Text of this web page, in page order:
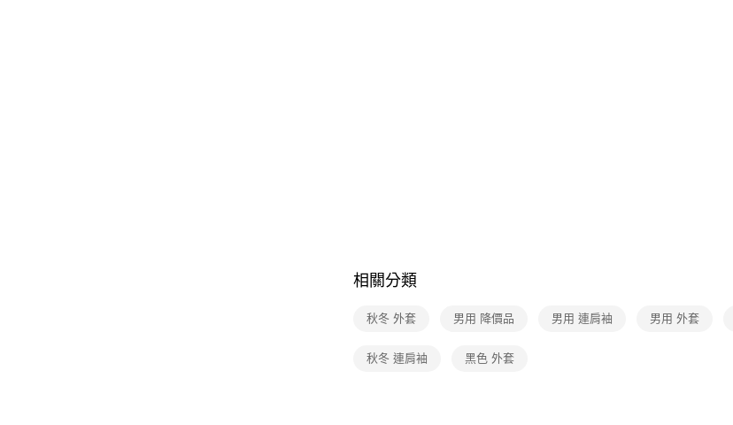
相關分類
秋冬 外套 男用 降價品 男用 連肩袖 男用 外套
秋冬 連肩袖 黑色 外套